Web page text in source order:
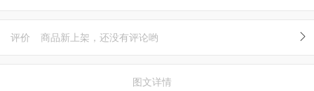
评价 商品新上架，还没有评论哟
图文详情